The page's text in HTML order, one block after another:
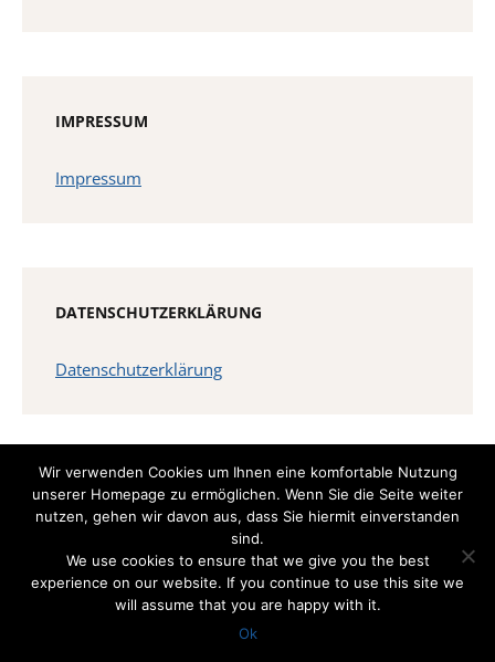
IMPRESSUM
Impressum
DATENSCHUTZERKLÄRUNG
Datenschutzerklärung
Copyright © 2026 SensAR
Theme by
AcademiaThemes
Wir verwenden Cookies um Ihnen eine komfortable Nutzung
unserer Homepage zu ermöglichen. Wenn Sie die Seite weiter
nutzen, gehen wir davon aus, dass Sie hiermit einverstanden
sind.
We use cookies to ensure that we give you the best
experience on our website. If you continue to use this site we
will assume that you are happy with it.
Ok